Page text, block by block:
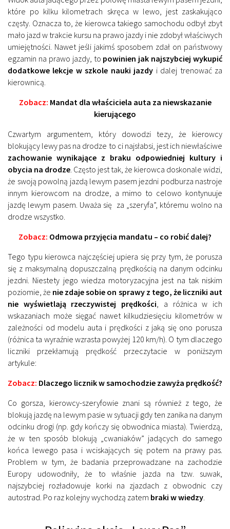
które po kilku kilometrach skręca w lewo, jest zaskakująco
częsty. Oznacza to, że kierowca takiego samochodu odbył zbyt
mało jazd w trakcie kursu na prawo jazdy i nie zdobył właściwych
umiejętności. Nawet jeśli jakimś sposobem zdał on państwowy
egzamin na prawo jazdy, to powinien jak najszybciej wykupić
dodatkowe lekcje w szkole nauki jazdy i dalej trenować za
kierownicą.
Zobacz: Mandat dla właściciela auta za niewskazanie
kierującego
Czwartym argumentem, który dowodzi tezy, że kierowcy
blokujący lewy pas na drodze to ci najsłabsi, jest ich niewłaściwe
zachowanie wynikające z braku odpowiedniej kultury i
obycia na drodze . Często jest tak, że kierowca doskonale widzi,
że swoją powolną jazdą lewym pasem jezdni podburza nastroje
innym kierowcom na drodze, a mimo to celowo kontynuuje
jazdę lewym pasem. Uważa się za „szeryfa”, któremu wolno na
drodze wszystko.
Zobacz: Odmowa przyjęcia mandatu – co robić dalej?
Tego typu kierowca najczęściej upiera się przy tym, że porusza
się z maksymalną dopuszczalną prędkością na danym odcinku
jezdni. Niestety jego wiedza motoryzacyjna jest na tak niskim
poziomie, że nie zdaje sobie on sprawy z tego, że liczniki aut
nie wyświetlają rzeczywistej prędkości , a różnica w ich
wskazaniach może sięgać nawet kilkudziesięciu kilometrów w
zależności od modelu auta i prędkości z jaką się ono porusza
(różnica ta wyraźnie wzrasta powyżej 120 km/h). O tym dlaczego
liczniki przekłamują prędkość przeczytacie w poniższym
artykule:
Zobacz: Dlaczego licznik w samochodzie zawyża prędkość?
Co gorsza, kierowcy-szeryfowie znani są również z tego, że
blokują jazdę na lewym pasie w sytuacji gdy ten zanika na danym
odcinku drogi (np. gdy kończy się obwodnica miasta). Twierdzą,
że w ten sposób blokują „cwaniaków” jadących do samego
końca lewego pasa i wciskających się potem na prawy pas.
Problem w tym, że badania przeprowadzane na zachodzie
Europy udowodniły, że to właśnie jazda na tzw. suwak,
najszybciej rozładowuje korki na zjazdach z obwodnic czy
autostrad. Po raz kolejny wychodzą zatem braki w wiedzy